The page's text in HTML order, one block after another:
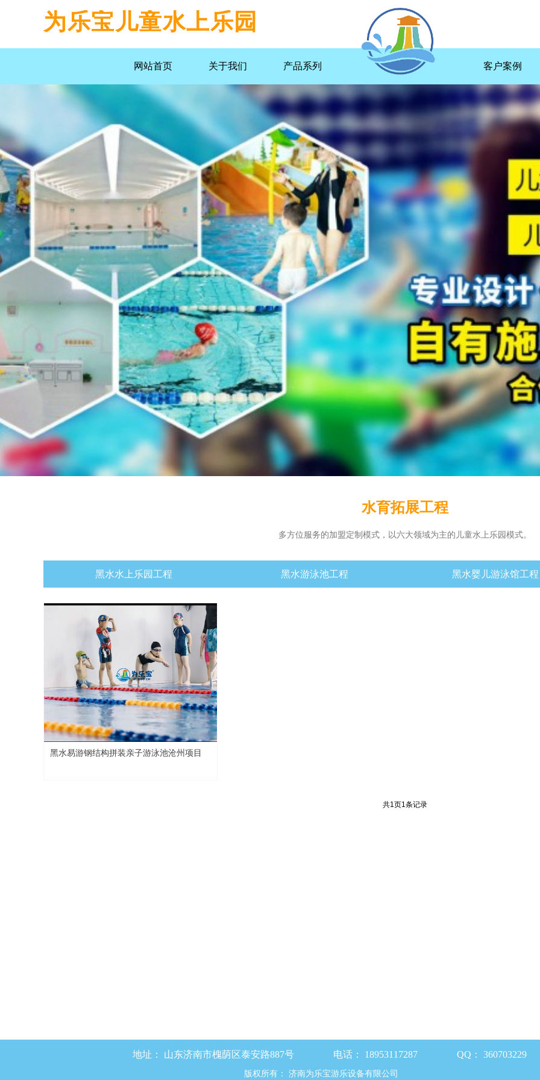
客户案例
网站首页 关于我们 产品系列
为乐宝儿童水上乐园
黑水易游钢结构拼装亲子游泳池沧州项目
共1页1条记录
水育拓展工程
多方位服务的加盟定制模式，以六大领域为主的儿童水上乐园模式。
黑水水上乐园工程 黑水游泳池工程 黑水婴儿游泳馆工程
地址： 山东济南市槐荫区泰安路887号 电话： 18953117287 QQ： 360703229
版权所有： 济南为乐宝游乐设备有限公司